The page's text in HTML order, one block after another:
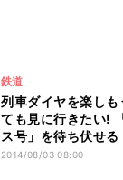
鉄道
列車ダイヤを楽しも
ても見に行きたい!
ス号」を待ち伏せる
2014/08/03 08:00